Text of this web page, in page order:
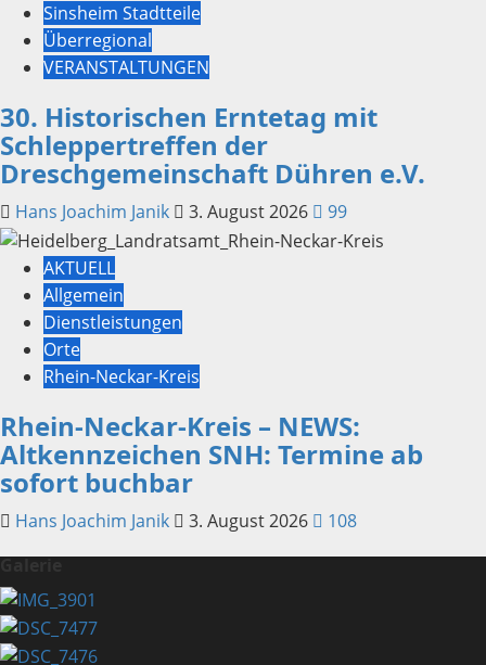
Sinsheim Stadtteile
Überregional
VERANSTALTUNGEN
30. Historischen Erntetag mit
Schleppertreffen der
Dreschgemeinschaft Dühren e.V.
Hans Joachim Janik 3. August 2026 99
AKTUELL
Allgemein
Dienstleistungen
Orte
Rhein-Neckar-Kreis
Rhein-Neckar-Kreis – NEWS:
Altkennzeichen SNH: Termine ab
sofort buchbar
Hans Joachim Janik 3. August 2026
108
Galerie